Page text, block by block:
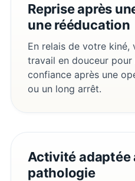
Reprise après
une rééducation
En relais de votre
travail en douceur
confiance après une
ou un long arrêt.
Activité adaptée
pathologie